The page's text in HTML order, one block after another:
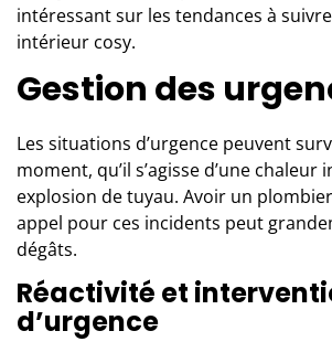
intéressant sur les tendances à
intérieur cosy.
Gestion des
Les situations d’urgence peuvent
moment, qu’il s’agisse d’une chaleur
explosion de tuyau. Avoir un
appel pour ces incidents peut
dégâts.
Réactivité et
d’urgence